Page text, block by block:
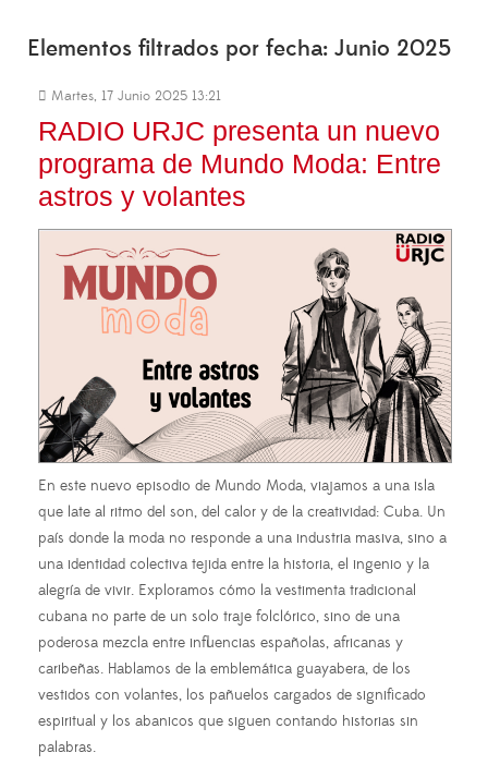
Elementos filtrados por fecha: Junio 2025
Martes, 17 Junio 2025 13:21
RADIO URJC presenta un nuevo
programa de Mundo Moda: Entre
astros y volantes
En este nuevo episodio de Mundo Moda, viajamos a una isla
que late al ritmo del son, del calor y de la creatividad: Cuba. Un
país donde la moda no responde a una industria masiva, sino a
una identidad colectiva tejida entre la historia, el ingenio y la
alegría de vivir. Exploramos cómo la vestimenta tradicional
cubana no parte de un solo traje folclórico, sino de una
poderosa mezcla entre influencias españolas, africanas y
caribeñas. Hablamos de la emblemática guayabera, de los
vestidos con volantes, los pañuelos cargados de significado
espiritual y los abanicos que siguen contando historias sin
palabras.